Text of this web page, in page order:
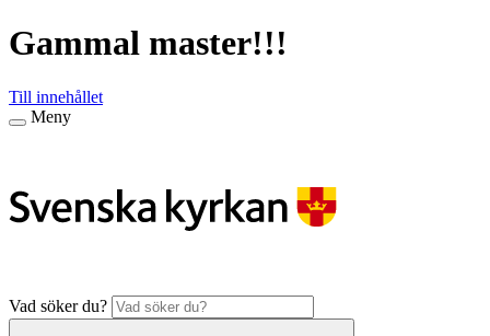
Gammal master!!!
Till innehållet
Meny
Vad söker du?